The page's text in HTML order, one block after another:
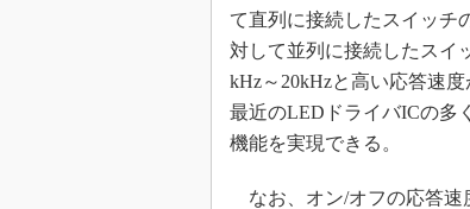
て直列に接続したスイッチ
対して並列に接続したスイ
kHz～20kHzと高い応答速
最近のLEDドライバICの多
機能を実現できる。
なお、オン/オフの応答速